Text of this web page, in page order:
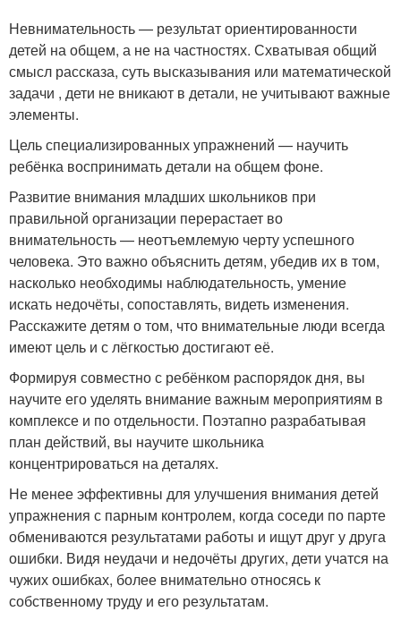
Невнимательность — результат ориентированности
детей на общем, а не на частностях. Схватывая общий
смысл рассказа, суть высказывания или математической
задачи , дети не вникают в детали, не учитывают важные
элементы.
Цель специализированных упражнений — научить
ребёнка воспринимать детали на общем фоне.
Развитие внимания младших школьников при
правильной организации перерастает во
внимательность — неотъемлемую черту успешного
человека. Это важно объяснить детям, убедив их в том,
насколько необходимы наблюдательность, умение
искать недочёты, сопоставлять, видеть изменения.
Расскажите детям о том, что внимательные люди всегда
имеют цель и с лёгкостью достигают её.
Формируя совместно с ребёнком распорядок дня, вы
научите его уделять внимание важным мероприятиям в
комплексе и по отдельности. Поэтапно разрабатывая
план действий, вы научите школьника
концентрироваться на деталях.
Не менее эффективны для улучшения внимания детей
упражнения с парным контролем, когда соседи по парте
обмениваются результатами работы и ищут друг у друга
ошибки. Видя неудачи и недочёты других, дети учатся на
чужих ошибках, более внимательно относясь к
собственному труду и его результатам.